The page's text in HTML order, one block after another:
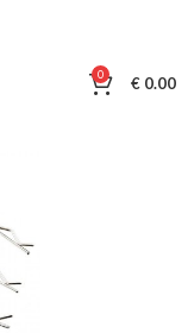
0 €0.00